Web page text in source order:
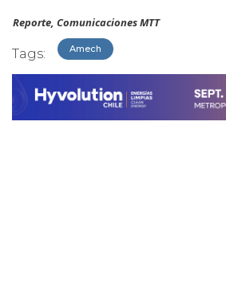
Reporte, Comunicaciones MTT
Tags: Amech